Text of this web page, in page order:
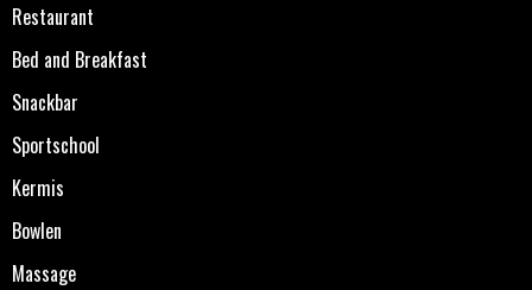
Restaurant
Bed and Breakfast
Snackbar
Sportschool
Kermis
Bowlen
Massage